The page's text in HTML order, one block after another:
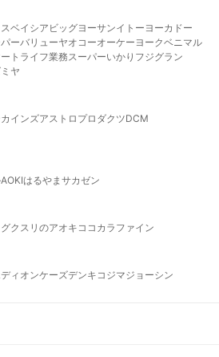
ベイシア ビッグヨーサンイトーヨーカドー
ーバリューヤオコーオーケー ヨークベニマル
ト ライフ業務スーパーいかり フジグラン
ヤ
カインズアストロプロダクツDCM
AOKIはるやま サカゼン
クスリのアオキ ココカラファイン
ィオンケーズデンキ コジマジョーシン